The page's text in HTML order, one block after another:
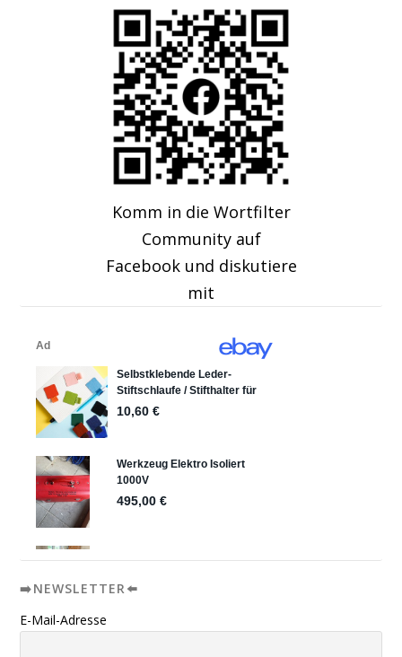
Komm in die Wortfilter
Community auf
Facebook und diskutiere
mit
➡️NEWSLETTER⬅️
E-Mail-Adresse